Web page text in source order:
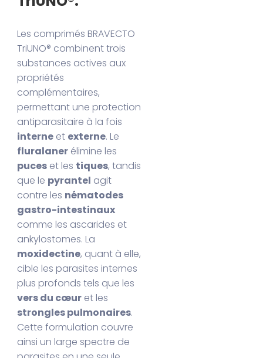
Les comprimés BRAVECTO
TriUNO® combinent trois
substances actives aux
propriétés
complémentaires,
permettant une protection
antiparasitaire à la fois
interne et externe. Le
fluralaner élimine les
puces et les tiques, tandis
que le pyrantel agit
contre les nématodes
gastro-intestinaux
comme les ascarides et
ankylostomes. La
moxidectine, quant à elle,
cible les parasites internes
plus profonds tels que les
vers du cœur et les
strongles pulmonaires.
Cette formulation couvre
ainsi un large spectre de